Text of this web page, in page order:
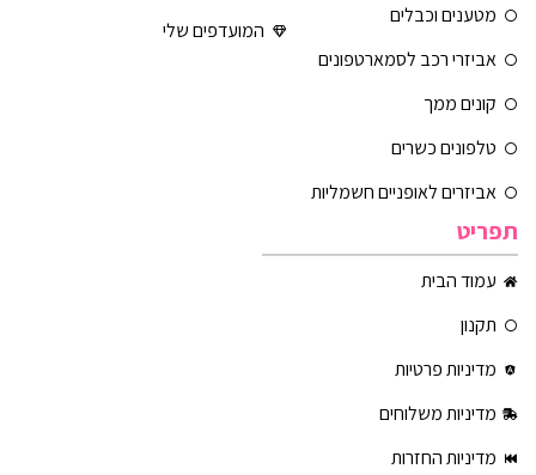
מטענים וכבלים
אביזרי רכב לסמארטפונים
קונים ממך
טלפונים כשרים
אביזרים לאופניים חשמליות
המועדפים שלי
תפריט
עמוד הבית
תקנון
מדיניות פרטיות
מדיניות משלוחים
מדיניות החזרות